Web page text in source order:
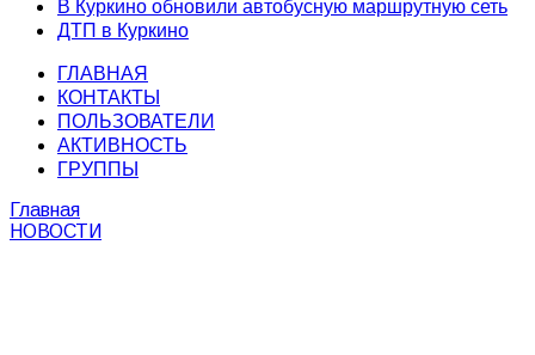
В Куркино обновили автобусную маршрутную сеть
ДТП в Куркино
ГЛАВНАЯ
КОНТАКТЫ
ПОЛЬЗОВАТЕЛИ
АКТИВНОСТЬ
ГРУППЫ
Главная
НОВОСТИ